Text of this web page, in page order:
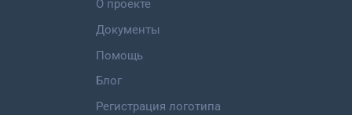
О проекте
Документы
Помощь
Блог
Регистрация логотипа